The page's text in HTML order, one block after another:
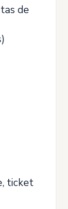
de
ticket